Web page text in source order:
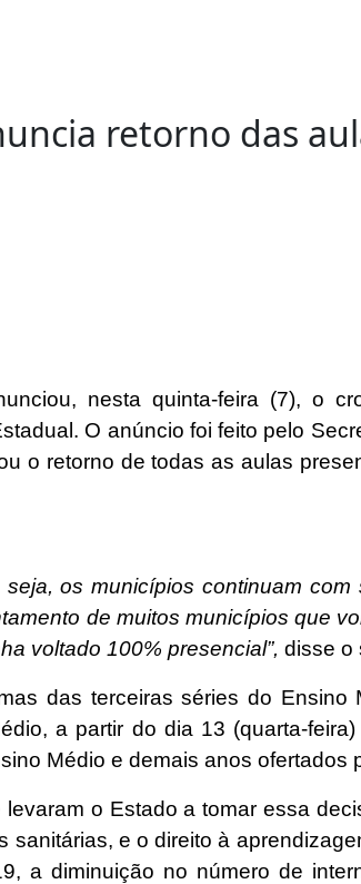
retorno das
nesta quinta-feira (7), o
O anúncio foi feito pelo
o retorno de todas as aulas
os municípios continuam
de muitos municípios que
voltado 100% presencial”, disse o
das terceiras séries do Ensino
a partir do dia 13 (quarta-
Médio e demais anos ofertados
o Estado a tomar essa
e o direito à
a diminuição no número de